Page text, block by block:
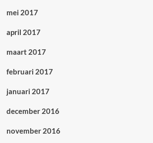
mei 2017
april 2017
maart 2017
februari 2017
januari 2017
december 2016
november 2016